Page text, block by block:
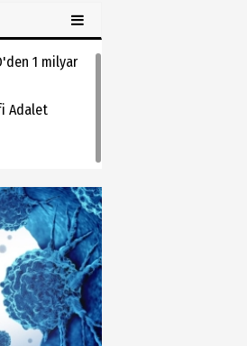
1 milyar
Adalet